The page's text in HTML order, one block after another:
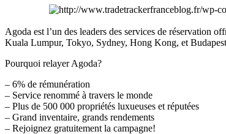
Agoda est l’un des leaders des services de réservation
Kuala Lumpur, Tokyo, Sydney, Hong Kong, et
Pourquoi relayer Agoda?
– 6% de rémunération
– Service renommé à travers le monde
– Plus de 500 000 propriétés luxueuses et réputées
– Grand inventaire, grands rendements
– Rejoignez gratuitement la campagne!